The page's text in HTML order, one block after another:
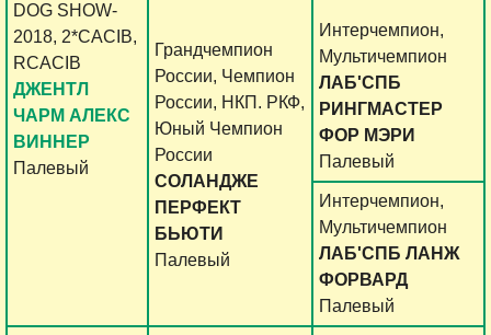
DOG SHOW-
2018, 2*CACIB,
RCACIB
ДЖЕНТЛ
ЧАРМ АЛЕКС
ВИННЕР
Палевый
Грандчемпион
России, Чемпион
России, НКП. РКФ,
Юный Чемпион
России
СОЛАНДЖЕ
ПЕРФЕКТ
БЬЮТИ
Палевый
Интерчемпион,
Мультичемпион
ЛАБ'СПБ
РИНГМАСТЕР
ФОР МЭРИ
Палевый
Интерчемпион,
Мультичемпион
ЛАБ'СПБ ЛАНЖ
ФОРВАРД
Палевый